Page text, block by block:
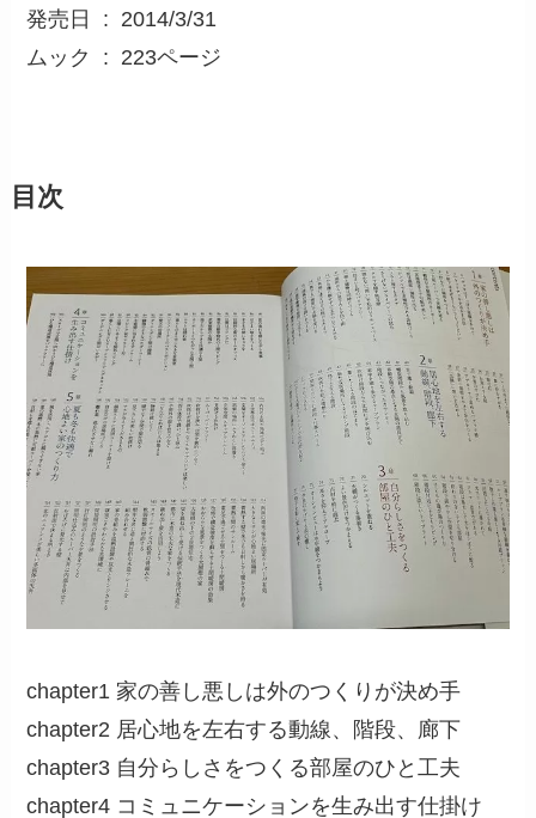
発売日 ‏ : ‎ 2014/3/31
ムック ‏ : ‎ 223ページ
目次
chapter1 家の善し悪しは外のつくりが決め手
chapter2 居心地を左右する動線、階段、廊下
chapter3 自分らしさをつくる部屋のひと工夫
chapter4 コミュニケーションを生み出す仕掛け